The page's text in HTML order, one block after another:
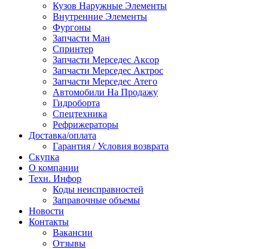
Кузов Наружные Элементы
Внутренние Элементы
Фургоны
Запчасти Ман
Спринтер
Запчасти Мерседес Аксор
Запчасти Мерседес Актрос
Запчасти Мерседес Атего
Автомобили На Продажу
Гидроборта
Спецтехника
Рефрижераторы
Доставка/оплата
Гарантия / Условия возврата
Скупка
О компании
Техн. Инфор
Коды неисправностей
Заправочные объемы
Новости
Контакты
Вакансии
Отзывы